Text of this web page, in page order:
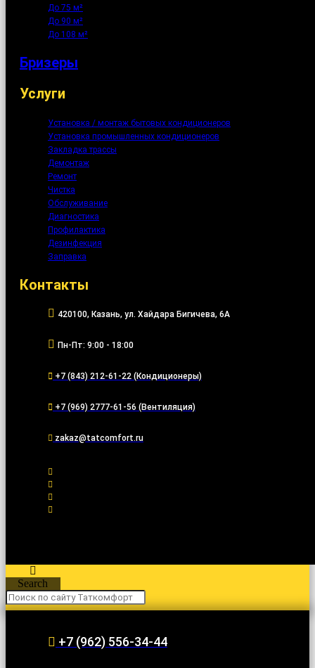
До 75 м²
До 90 м²
До 108 м²
Бризеры
Услуги
Установка / монтаж бытовых кондиционеров
Установка промышленных кондиционеров
Закладка трассы
Демонтаж
Ремонт
Чистка
Обслуживание
Диагностика
Профилактика
Дезинфекция
Заправка
Контакты
420100, Казань, ул. Хайдара Бигичева, 6А
Пн-Пт: 9:00 - 18:00
+7 (843) 212-61-22 (Кондиционеры)
+7 (969) 2777-61-56 (Вентиляция)
zakaz@tatcomfort.ru
Search
+7 (962) 556-34-44